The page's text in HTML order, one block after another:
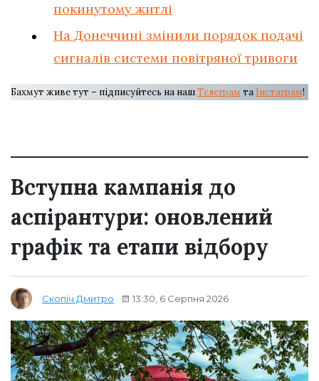
покинутому житлі
На Донеччині змінили порядок подачі
сигналів системи повітряної тривоги
Бахмут живе тут – підписуйтесь на нашТелеграм та Інстаграм!
Вступна кампанія до
аспірантури: оновлений
графік та етапи відбору
Скопіч Дмитро 13:30, 6 Серпня 2026